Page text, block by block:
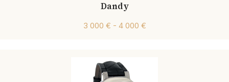
Dandy
3 000 € - 4 000 €